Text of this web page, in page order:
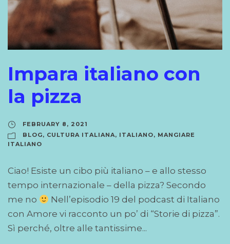
Impara italiano con
la pizza
FEBRUARY 8, 2021
BLOG, CULTURA ITALIANA, ITALIANO, MANGIARE
ITALIANO
Ciao! Esiste un cibo più italiano – e allo stesso
tempo internazionale – della pizza? Secondo
me no
Nell’episodio 19 del podcast di Italiano
con Amore vi racconto un po’ di “Storie di pizza”.
Sì perché, oltre alle tantissime...